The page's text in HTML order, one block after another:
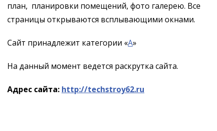
план, планировки помещений, фото галерею. Все
страницы открываются всплывающими окнами.
Сайт принадлежит категории «А»
На данный момент ведется раскрутка сайта.
Адрес сайта: http://techstroy62.ru